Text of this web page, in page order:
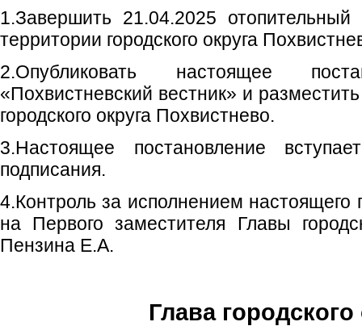
1.Завершить 21.04.2025
территории городского округа
2.Опубликовать настоящее
«Похвистневский вестник» и
городского округа Похвистнево.
3.Настоящее постановление
подписания.
4.Контроль за исполнением настоящего
на Первого заместителя Главы
Пензина Е.А.
Глава городского